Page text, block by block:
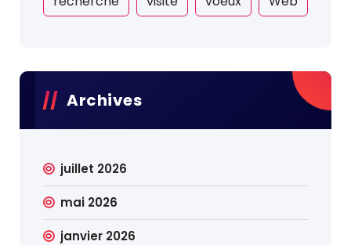
Archives
juillet 2026
mai 2026
janvier 2026